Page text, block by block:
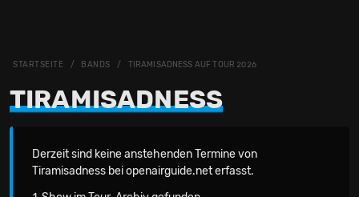
STARTSEITE BANDS TIRAMISADNESS AUF TOUR 2026
TIRAMISADNESS
Derzeit sind keine anstehenden Termine von
Tiramisadness bei openairguide.net erfasst.